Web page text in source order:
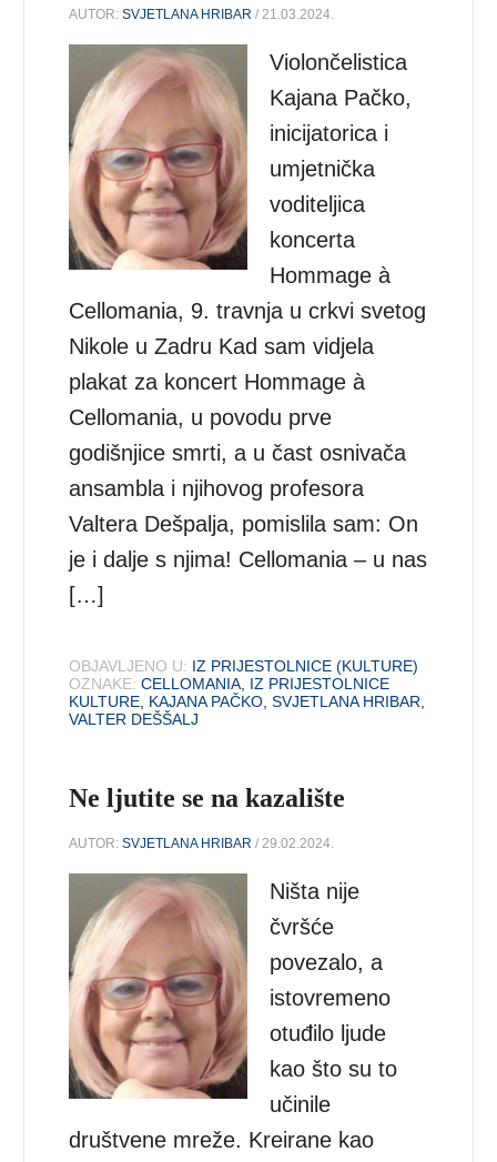
AUTOR:SVJETLANA HRIBAR / 21.03.2024.
Violončelistica
Kajana Pačko,
inicijatorica i
umjetnička
voditeljica
koncerta
Hommage à
Cellomania, 9. travnja u crkvi svetog
Nikole u Zadru Kad sam vidjela
plakat za koncert Hommage à
Cellomania, u povodu prve
godišnjice smrti, a u čast osnivača
ansambla i njihovog profesora
Valtera Dešpalja, pomislila sam: On
je i dalje s njima! Cellomania – u nas
[…]
OBJAVLJENO U: IZ PRIJESTOLNICE (KULTURE)
OZNAKE: CELLOMANIA, IZ PRIJESTOLNICE
KULTURE, KAJANA PAČKO,SVJETLANA HRIBAR,
VALTER DEŠŠALJ
Ne ljutite se na kazalište
AUTOR:SVJETLANA HRIBAR / 29.02.2024.
Ništa nije
čvršće
povezalo, a
istovremeno
otuđilo ljude
kao što su to
učinile
društvene mreže. Kreirane kao